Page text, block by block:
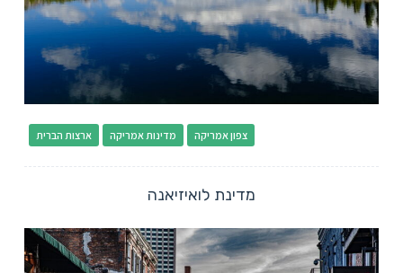
ארצות הברית מדינות אמריקה צפון אמריקה
מדינת לואיזיאנה